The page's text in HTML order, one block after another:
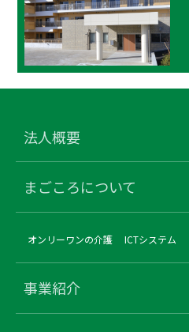
法人概要
まごころについて
オンリーワンの介護 ICTシステム
事業紹介